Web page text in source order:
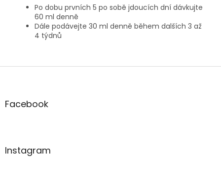
Po dobu prvních 5 po sobě jdoucích dní dávkujte
60 ml denně
Dále podávejte 30 ml denně během dalších 3 až
4 týdnů
Z
aFacebook
Instagram